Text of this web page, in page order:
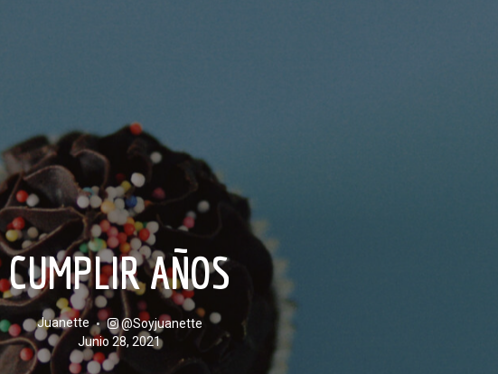
CUMPLIR AÑOS
Juanette
@soyjuanette
junio 28, 2021